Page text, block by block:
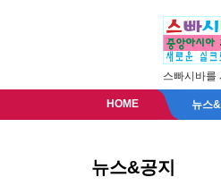
스빠시바
HOME 뉴스
뉴스&공지